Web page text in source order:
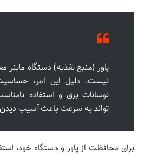
پاور (منبع تغذیه) دستگاه ماینر
نیست. دلیل این امر،
نوسانات برق و استفاده
تواند به سرعت باعث آسیب